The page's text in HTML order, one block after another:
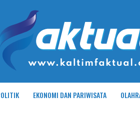
EKONOMI DAN PARIWISATA